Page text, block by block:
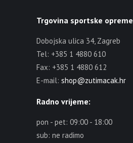
Trgovina sportske opreme
Dobojska ulica 34, Zagreb
Tel: +385 1 4880 610
Fax: +385 1 4880 612
E-mail: shop@zutimacak.hr
Radno vrijeme:
pon - pet: 09:00 - 18:00
sub: ne radimo